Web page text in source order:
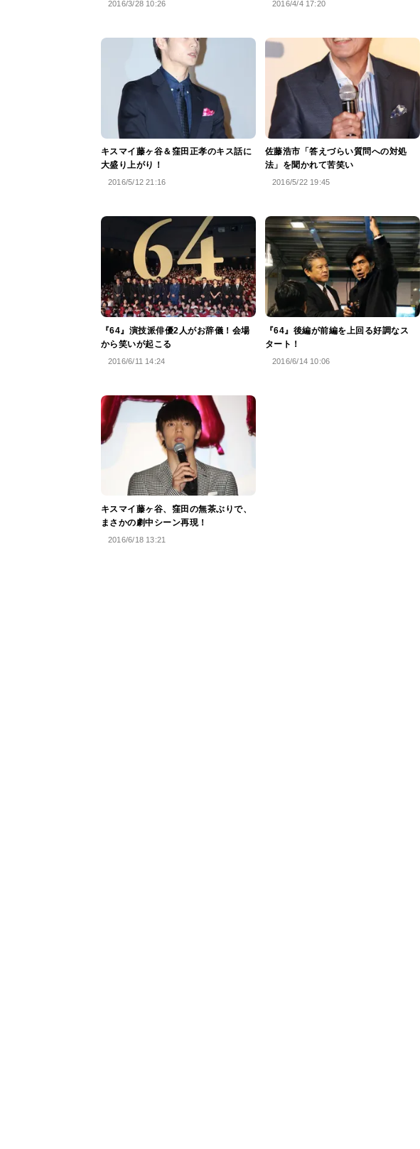
2016/3/28 10:26 2016/4/4 17:20
キスマイ藤ヶ谷＆窪田正孝のキス話に
大盛り上がり！
2016/5/12 21:16
佐藤浩市「答えづらい質問への対処
法」を聞かれて苦笑い
2016/5/22 19:45
『64』演技派俳優2人がお辞儀！会場
から笑いが起こる
2016/6/11 14:24
『64』後編が前編を上回る好調なス
タート！
2016/6/14 10:06
キスマイ藤ヶ谷、窪田の無茶ぶりで、
まさかの劇中シーン再現！
2016/6/18 13:21